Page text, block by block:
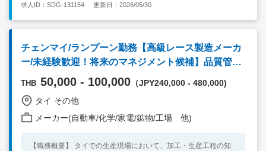
ーケティングチームのマネジメント ・メンバー育成および組織
力強化 ・部門目標の設定および進捗管理 【必須要件】 ・マーケ
ティング、経営学、工学、または関連分野の学士号をお持ちの方
・マーケティング、営業、または事業開発の実務経験を10年以
上お持ちの方 ・自動車業界または電子機器製造業界での勤務経
験をお持ちの方 ・国内顧客および海外顧客の双方を担当・管理
能力、および交渉力に優れた方 ・英語での円滑なコミュニケー
ションが可能な方 ・タイでの勤務が可能であり、必要に応じて
海外出張に柔軟に対応できる方 ※製造業における営業・マーケ
ティング領域での豊富な経験を有し、グローバルな顧客対応およ
求人ID：SDG-131154 更新日：2026/05/30
チェンマイ/ランプーン勤務【高級レース製造メーカ
ー/未経験歓迎！将来のマネジメント候補】品質管理
スタッフ
THB 50,000 - 100,000 （JPY240,000 - 480,000)
タイ その他
メーカー(自動車/化学/家電/鉱物/工場 他)
【職務概要】 タイでの生産現場において、加工・生産工程の知